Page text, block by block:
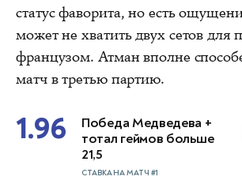
статус фаворита, но есть
может не хватить двух сетов для
французом. Атман вполне
матч в третью партию.
1.96
Победа Медведева +
тотал геймов больше
21,5
СТАВКА НА МАТЧ #1